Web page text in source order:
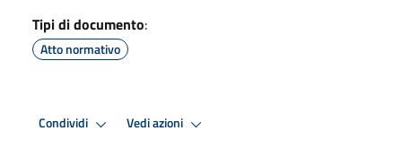
Tipi di documento:
Atto normativo
Condividi Vedi azioni